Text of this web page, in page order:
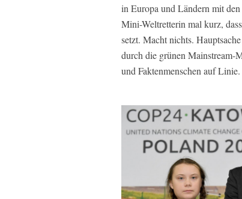
in Europa und Ländern mit
Mini-Weltretterin mal kurz,
setzt. Macht nichts.
durch die grünen Mainstream-
und Faktenmenschen auf Linie.